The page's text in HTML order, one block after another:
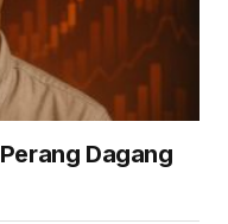
Dagang